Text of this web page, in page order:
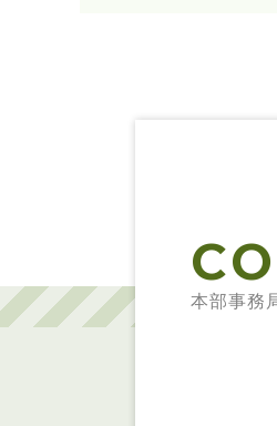
本部事務